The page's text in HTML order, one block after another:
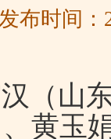
布时间：
（山
黄玉